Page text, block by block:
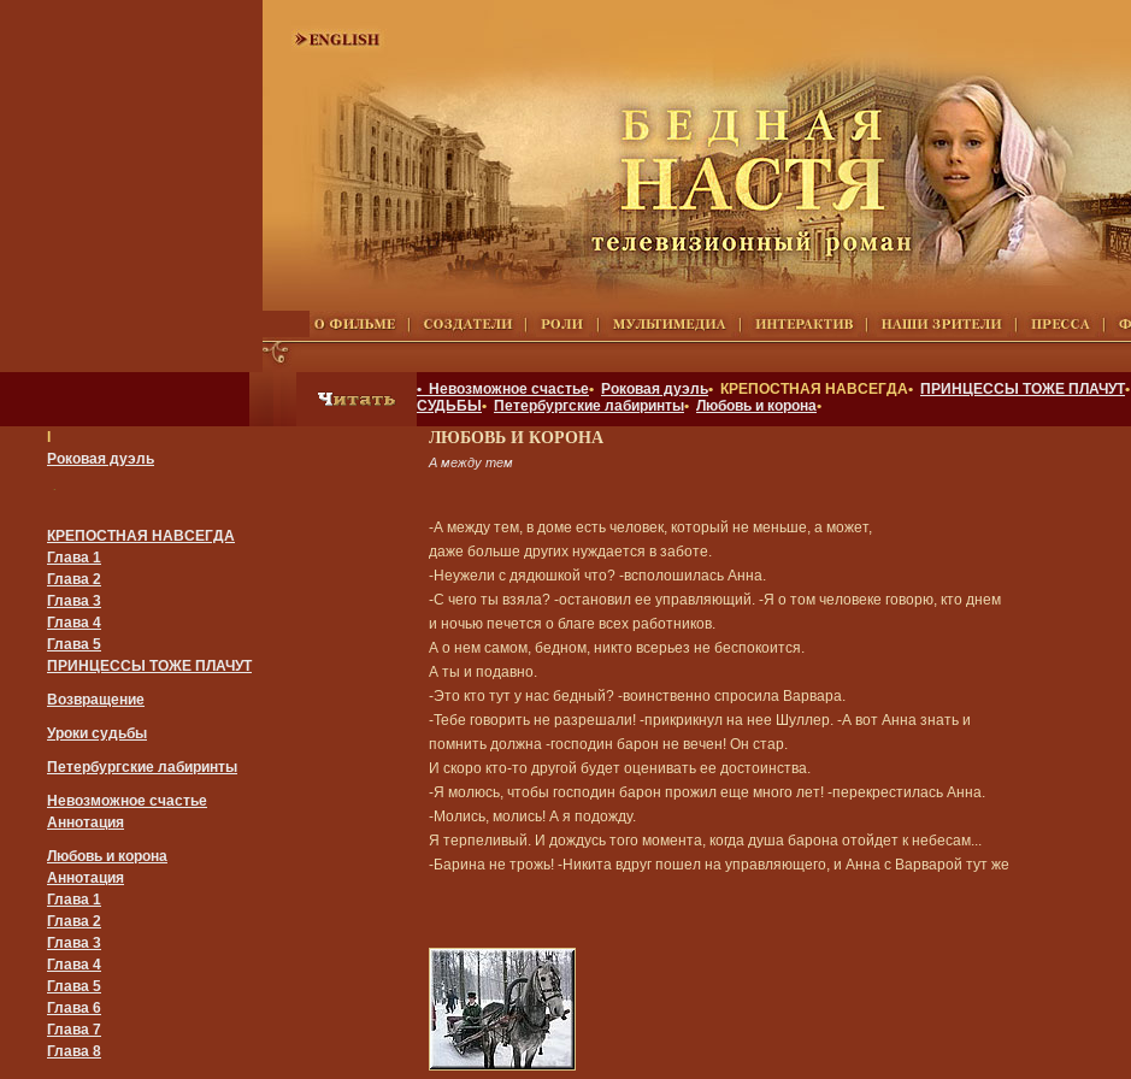
• Невозможное счастье• Роковая дуэль• КРЕПОСТНАЯ НАВСЕГДА• ПРИНЦЕССЫ ТОЖЕ ПЛАЧУТ•
СУДЬБЫ • Петербургские лабиринты• Любовь и корона•
Роковая дуэль
КРЕПОСТНАЯ НАВСЕГДА
Глава 1
Глава 2
Глава 3
Глава 4
Глава 5
ПРИНЦЕССЫ ТОЖЕ ПЛАЧУТ
Возвращение
Уроки судьбы
Петербургские лабиринты
Невозможное счастье
Аннотация
Любовь и корона
Аннотация
Глава 1
Глава 2
Глава 3
Глава 4
Глава 5
Глава 6
Глава 7
Глава 8
ЛЮБОВЬ И КОРОНА
А между тем
-А между тем, в доме есть человек, который не меньше, а может,
даже больше других нуждается в заботе.
-Неужели с дядюшкой что? -всполошилась Анна.
-С чего ты взяла? -остановил ее управляющий. -Я о том человеке говорю, кто днем
и ночью печется о благе всех работников.
А о нем самом, бедном, никто всерьез не беспокоится.
А ты и подавно.
-Это кто тут у нас бедный? -воинственно спросила Варвара.
-Тебе говорить не разрешали! -прикрикнул на нее Шуллер. -А вот Анна знать и
помнить должна -господин барон не вечен! Он стар.
И скоро кто-то другой будет оценивать ее достоинства.
-Я молюсь, чтобы господин барон прожил еще много лет! -перекрестилась Анна.
-Молись, молись! А я подожду.
Я терпеливый. И дождусь того момента, когда душа барона отойдет к небесам...
-Барина не трожь! -Никита вдруг пошел на управляющего, и Анна с Варварой тут же